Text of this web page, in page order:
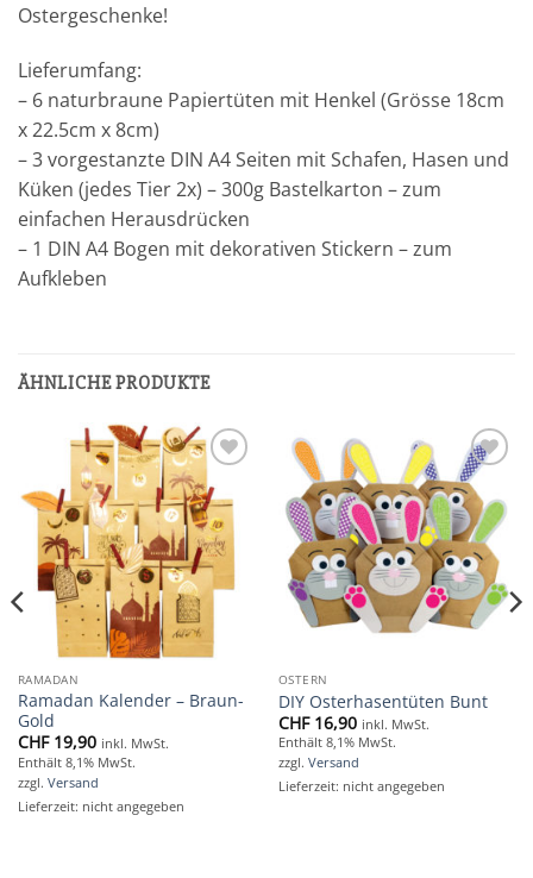
Ostergeschenke!
Lieferumfang:
– 6 naturbraune Papiertüten mit Henkel (Grösse 18cm
x 22.5cm x 8cm)
– 3 vorgestanzte DIN A4 Seiten mit Schafen, Hasen und
Küken (jedes Tier 2x) – 300g Bastelkarton – zum
einfachen Herausdrücken
– 1 DIN A4 Bogen mit dekorativen Stickern – zum
Aufkleben
ÄHNLICHE PRODUKTE
Add to
wishlist
RAMADAN
Ramadan Kalender – Braun-
Gold
CHF19,90 inkl. MwSt.
Enthält 8,1% MwSt.
zzgl. Versand
Lieferzeit: nicht angegeben
Add to
wishlist
OSTERN
DIY Osterhasentüten Bunt
CHF16,90 inkl. MwSt.
Enthält 8,1% MwSt.
zzgl. Versand
Lieferzeit: nicht angegeben